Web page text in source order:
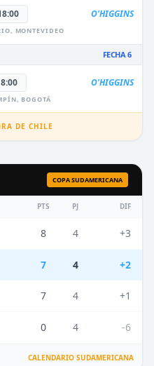
O'HIGGINS
MONTEVIDEO
FECHA 6
O'HIGGINS
BOGOTÁ
DE CHILE
COPA SUDAMERICANA
PTS PJ DIF
8 4 +3
7 4 +2
7 4 +1
0 4 -6
CALENDARIO SUDAMERICANA